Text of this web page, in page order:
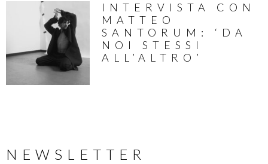
INTERVISTA CON
MATTEO
SANTORUM: ‘DA
NOI STESSI
ALL’ALTRO’
NEWSLETTER